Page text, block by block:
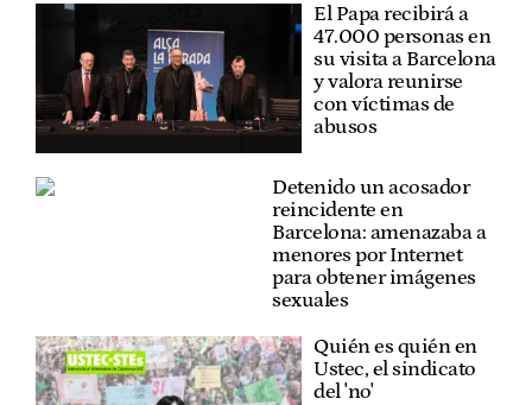
El Papa recibirá a
47.000 personas en
su visita a Barcelona
y valora reunirse
con víctimas de
abusos
Detenido un acosador
reincidente en
Barcelona: amenazaba a
menores por Internet
para obtener imágenes
sexuales
Quién es quién en
Ustec, el sindicato
del 'no'